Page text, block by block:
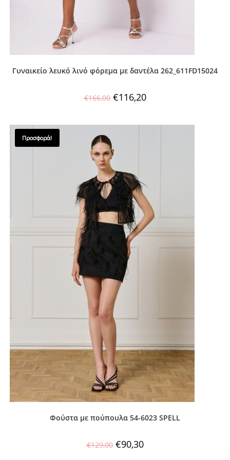
Γυναικείο λευκό λινό φόρεμα με δαντέλα 262_611FD15024
€166,00 €116,20
SALES !
Προσφορά!
Φούστα με πούπουλα 54-6023 SPELL
€129,00 €90,30